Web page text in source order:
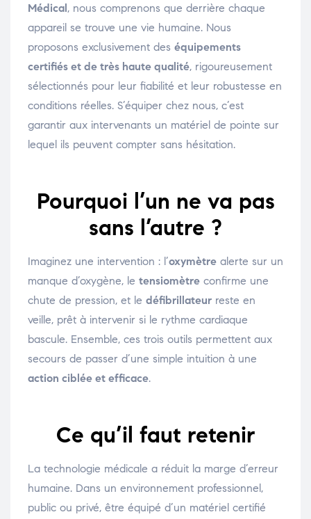
Médical, nous comprenons que derrière chaque
appareil se trouve une vie humaine. Nous
proposons exclusivement des équipements
certifiés et de très haute qualité, rigoureusement
sélectionnés pour leur fiabilité et leur robustesse en
conditions réelles. S’équiper chez nous, c’est
garantir aux intervenants un matériel de pointe sur
lequel ils peuvent compter sans hésitation.
Pourquoi l’un ne va pas
sans l’autre ?
Imaginez une intervention : l’oxymètre alerte sur un
manque d’oxygène, le tensiomètre confirme une
chute de pression, et le défibrillateur reste en
veille, prêt à intervenir si le rythme cardiaque
bascule. Ensemble, ces trois outils permettent aux
secours de passer d’une simple intuition à une
action ciblée et efficace.
Ce qu’il faut retenir
La technologie médicale a réduit la marge d’erreur
humaine. Dans un environnement professionnel,
public ou privé, être équipé d’un matériel certifié